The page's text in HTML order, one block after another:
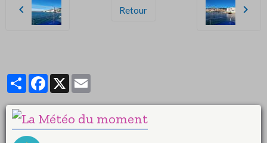
Retour
PartagerFacebook
X